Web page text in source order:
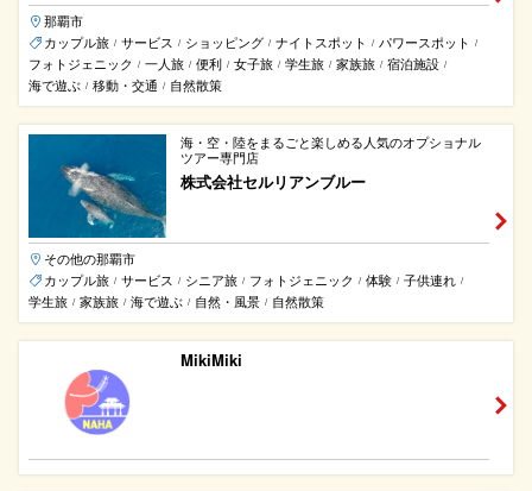
那覇市
カップル旅 / サービス / ショッピング / ナイトスポット / パワースポット /
フォトジェニック / 一人旅 / 便利 / 女子旅 / 学生旅 / 家族旅 / 宿泊施設 /
海で遊ぶ / 移動・交通 / 自然散策
海・空・陸をまるごと楽しめる人気のオプショナル
ツアー専門店
株式会社セルリアンブルー
その他の那覇市
カップル旅 / サービス / シニア旅 / フォトジェニック / 体験 / 子供連れ /
学生旅 / 家族旅 / 海で遊ぶ / 自然・風景 / 自然散策
MikiMiki